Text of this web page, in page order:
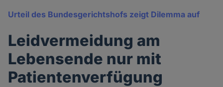
Urteil des Bundesgerichtshofs zeigt Dilemma auf
Leidvermeidung am
Lebensende nur mit
Patientenverfügung